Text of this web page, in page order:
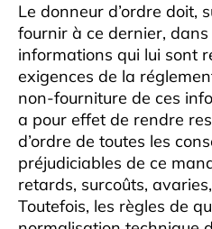
Le donneur d’ordre doit,
fournir à ce dernier,
informations qui lui sont
exigences de la
non-fourniture de ces
a pour effet de rendre
d’ordre de toutes les
préjudiciables de ce
retards, surcoûts,
Toutefois, les règles de